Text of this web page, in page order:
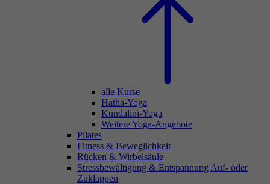
alle Kurse
Hatha-Yoga
Kundalini-Yoga
Weitere Yoga-Angebote
Pilates
Fitness & Beweglichkeit
Rücken & Wirbelsäule
Stressbewältigung & Entspannung Auf- oder
Zuklappen